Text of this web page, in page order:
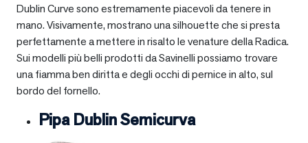
Dublin Curve sono estremamente piacevoli da tenere in
mano. Visivamente, mostrano una silhouette che si presta
perfettamente a mettere in risalto le venature della Radica.
Sui modelli più belli prodotti da Savinelli possiamo trovare
una fiamma ben diritta e degli occhi di pernice in alto, sul
bordo del fornello.
Pipa Dublin Semicurva